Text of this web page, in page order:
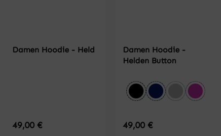
Damen Hoodie - Held
Regulärer Preis:
49,00 €
Damen Hoodie -
Helden Button
Farbeauswählen
schwarzdunkelblaugrau meliert
pink
Regulärer Preis:
49,00 €